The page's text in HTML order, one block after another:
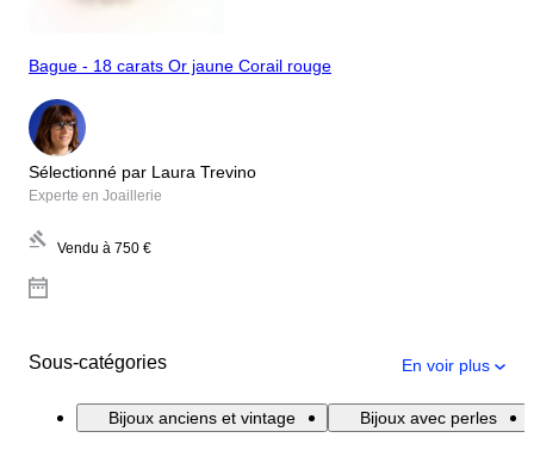
Bague - 18 carats Or jaune Corail rouge
Sélectionné par Laura Trevino
Experte en Joaillerie
Vendu à 750 €
Sous-catégories En voir plus
Bijoux anciens et vintage Bijoux avec perles